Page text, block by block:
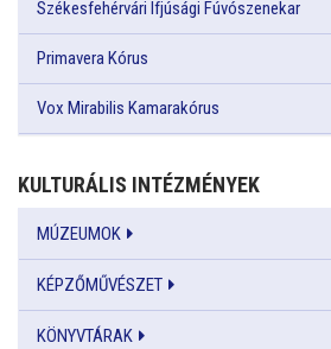
Székesfehérvári Ifjúsági Fúvószenekar
Primavera Kórus
Vox Mirabilis Kamarakórus
KULTURÁLIS INTÉZMÉNYEK
MÚZEUMOK
KÉPZŐMŰVÉSZET
KÖNYVTÁRAK